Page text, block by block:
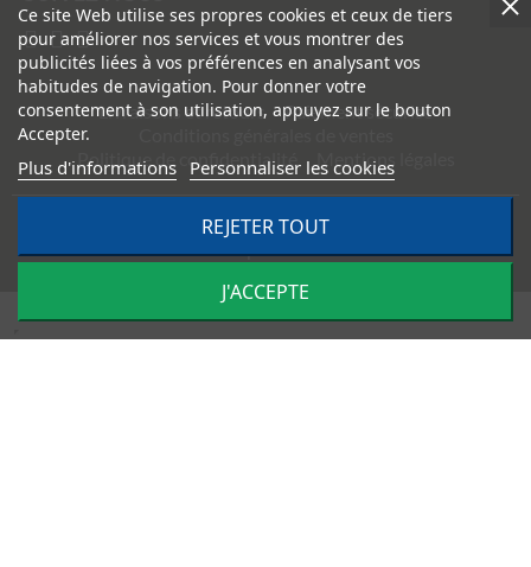
Livraisons et retours
Paiement sécurisé
Politique de confidentialité
Mentions légales
TRACTO PIÈCES - Conception & réalisation :
Impulsion
Ce site Web utilise ses propres cookies et ceux de tiers
pour améliorer nos services et vous montrer des
publicités liées à vos préférences en analysant vos
habitudes de navigation. Pour donner votre
consentement à son utilisation, appuyez sur le bouton
Accepter.
Plus d'informations Personnaliser les cookies
REJETER TOUT
J'ACCEPTE